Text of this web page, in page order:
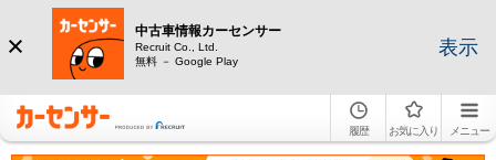
中古車情報カーセンサー
Recruit Co., Ltd.
無料 － Google Play
表示
履歴 お気に入り メニュー